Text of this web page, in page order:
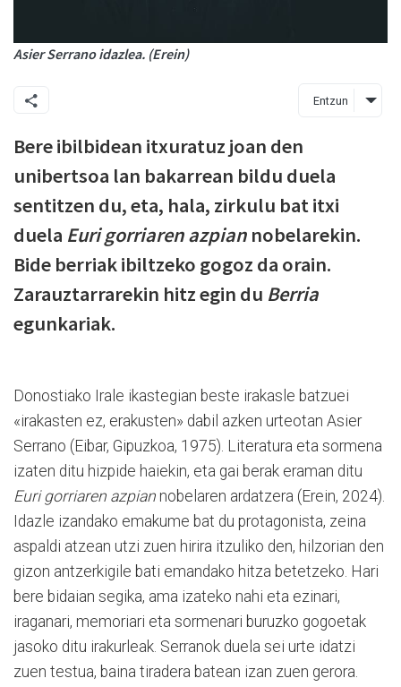
Asier Serrano idazlea. (Erein)
Entzun
Bere ibilbidean itxuratuz joan den
unibertsoa lan bakarrean bildu duela
sentitzen du, eta, hala, zirkulu bat itxi
duela Euri gorriaren azpian nobelarekin.
Bide berriak ibiltzeko gogoz da orain.
Zarauztarrarekin hitz egin du Berria
egunkariak.
Donostiako Irale ikastegian beste irakasle batzuei
«irakasten ez, erakusten» dabil azken urteotan Asier
Serrano (Eibar, Gipuzkoa, 1975). Literatura eta sormena
izaten ditu hizpide haiekin, eta gai berak eraman ditu
Euri gorriaren azpian nobelaren ardatzera (Erein, 2024).
Idazle izandako emakume bat du protagonista, zeina
aspaldi atzean utzi zuen hirira itzuliko den, hilzorian den
gizon antzerkigile bati emandako hitza betetzeko. Hari
bere bidaian segika, ama izateko nahi eta ezinari,
iraganari, memoriari eta sormenari buruzko gogoetak
jasoko ditu irakurleak. Serranok duela sei urte idatzi
zuen testua, baina tiradera batean izan zuen gerora.